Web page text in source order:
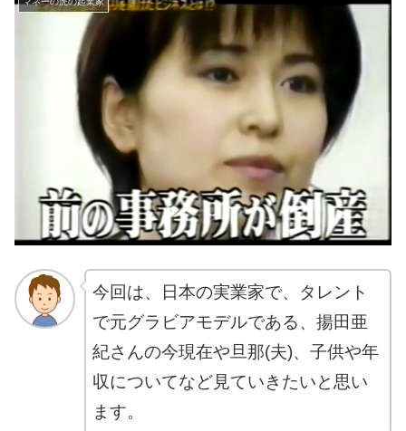
今回は、
日本の実業家で、タレント
で元グラビアモデルである、揚田亜
紀さんの今現在や旦那(夫)、子供や年
収についてなど見ていきたいと思い
ます。